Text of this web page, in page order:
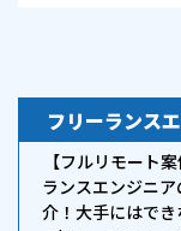
フリーランス
【フルリモート
ランスエンジニ
介！大手にはで